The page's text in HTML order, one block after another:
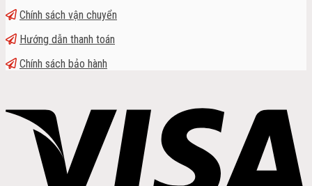
Chính sách vận chuyển
Hướng dẫn thanh toán
Chính sách bảo hành